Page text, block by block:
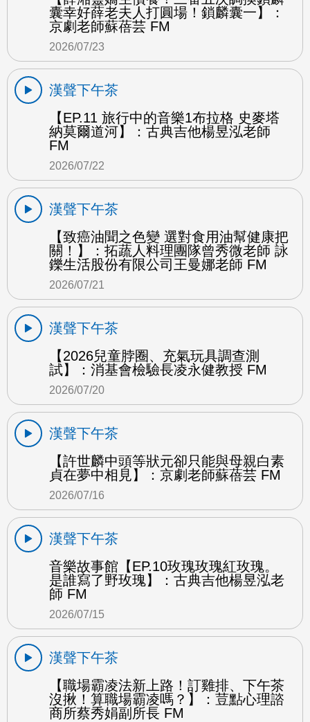
囊幸好薛老夫人打圓場！鎖麟囊一】：
京劇老師蘇蓓芸 FM
2026/07/23
漢聲下午茶
【EP.11 旅行中的音樂1布拉格 史麥塔
納莫爾道河】：古典吉他楊昱泓老師
FM
2026/07/22
漢聲下午茶
【致癌油聞之色變 選對食用油幫健康把
關！】：拓蔬人料理團隊曾秀微老師 詠
鑠生活股份有限公司王曼娜老師 FM
2026/07/21
漢聲下午茶
【2026兒童脖圈、充氣玩具調查測
試】：消基會檢驗長凌永健教授 FM
2026/07/20
漢聲下午茶
【許世麟中頭等狀元卻只能與母親白素
貞在夢中相見】：京劇老師蘇蓓芸 FM
2026/07/16
漢聲下午茶
音樂故事館【EP.10玫瑰玫瑰紅玫瑰。
是誰寫了野玫瑰】：古典吉他楊昱泓老
師 FM
2026/07/15
漢聲下午茶
【職場霸凌法新上路！訂雞排、下午茶
沒揪！算職場霸凌嗎？】：荳點心理諮
商所蔡秀娟副所長 FM